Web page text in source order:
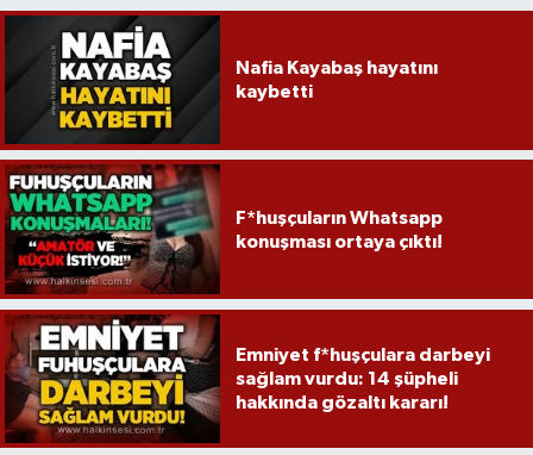
Nafia Kayabaş hayatını
kaybetti
F*huşçuların Whatsapp
konuşması ortaya çıktı!
Emniyet f*huşçulara darbeyi
sağlam vurdu: 14 şüpheli
hakkında gözaltı kararı!